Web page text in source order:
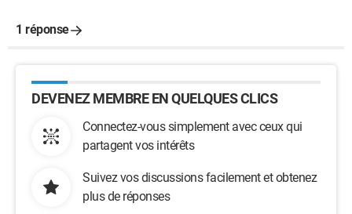
1 réponse
DEVENEZ MEMBRE EN QUELQUES CLICS
Connectez-vous simplement avec ceux qui
partagent vos intérêts
Suivez vos discussions facilement et obtenez
plus de réponses